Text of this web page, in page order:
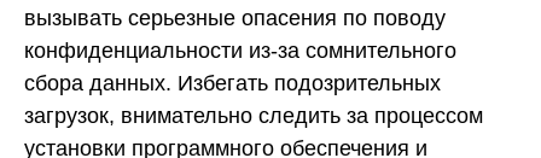
вызывать серьезные опасения по поводу
конфиденциальности из-за сомнительного
сбора данных. Избегать подозрительных
загрузок, внимательно следить за процессом
установки программного обеспечения и